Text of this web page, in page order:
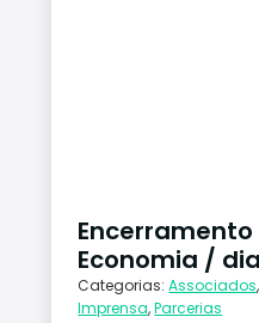
Encerramento
Economia /
Categorias:Associados
Imprensa,Parcerias